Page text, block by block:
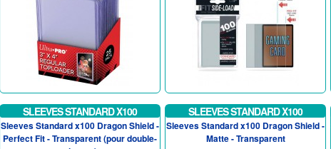
SLEEVES STANDARD X100
Sleeves Standard x100 Dragon Shield -
Perfect Fit - Transparent (pour double-
SLEEVES STANDARD X100
Sleeves Standard x100 Dragon Shield -
Matte - Transparent